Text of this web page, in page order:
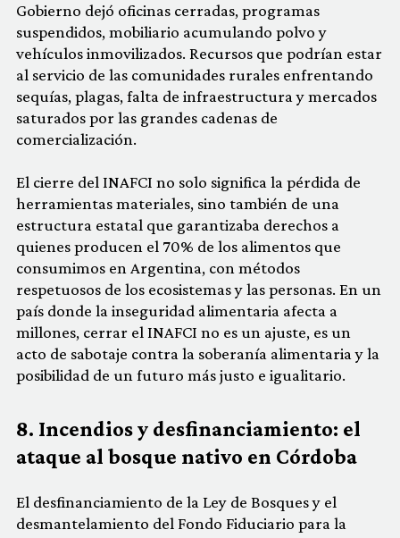
Gobierno dejó oficinas cerradas, programas
suspendidos, mobiliario acumulando polvo y
vehículos inmovilizados. Recursos que podrían estar
al servicio de las comunidades rurales enfrentando
sequías, plagas, falta de infraestructura y mercados
saturados por las grandes cadenas de
comercialización.
El cierre del INAFCI no solo significa la pérdida de
herramientas materiales, sino también de una
estructura estatal que garantizaba derechos a
quienes producen el 70% de los alimentos que
consumimos en Argentina, con métodos
respetuosos de los ecosistemas y las personas. En un
país donde la inseguridad alimentaria afecta a
millones, cerrar el INAFCI no es un ajuste, es un
acto de sabotaje contra la soberanía alimentaria y la
posibilidad de un futuro más justo e igualitario.
8. Incendios y desfinanciamiento: el
ataque al bosque nativo en Córdoba
El desfinanciamiento de la Ley de Bosques y el
desmantelamiento del Fondo Fiduciario para la